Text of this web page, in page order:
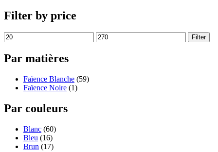
Filter by price
Filter
Par matières
Faïence Blanche (59)
Faïence Noire (1)
Par couleurs
Blanc (60)
Bleu (16)
Brun (17)